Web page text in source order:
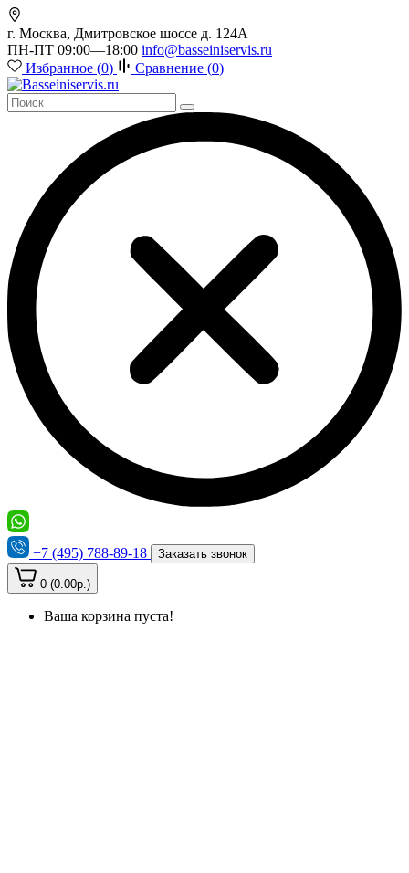
г. Москва, Дмитровское шоссе д. 124А
ПН-ПТ 09:00—18:00 info@basseiniservis.ru
Избранное (0) Сравнение (0)
+7 (495) 788-89-18 Заказать звонок
0 (0.00р.)
Ваша корзина пуста!